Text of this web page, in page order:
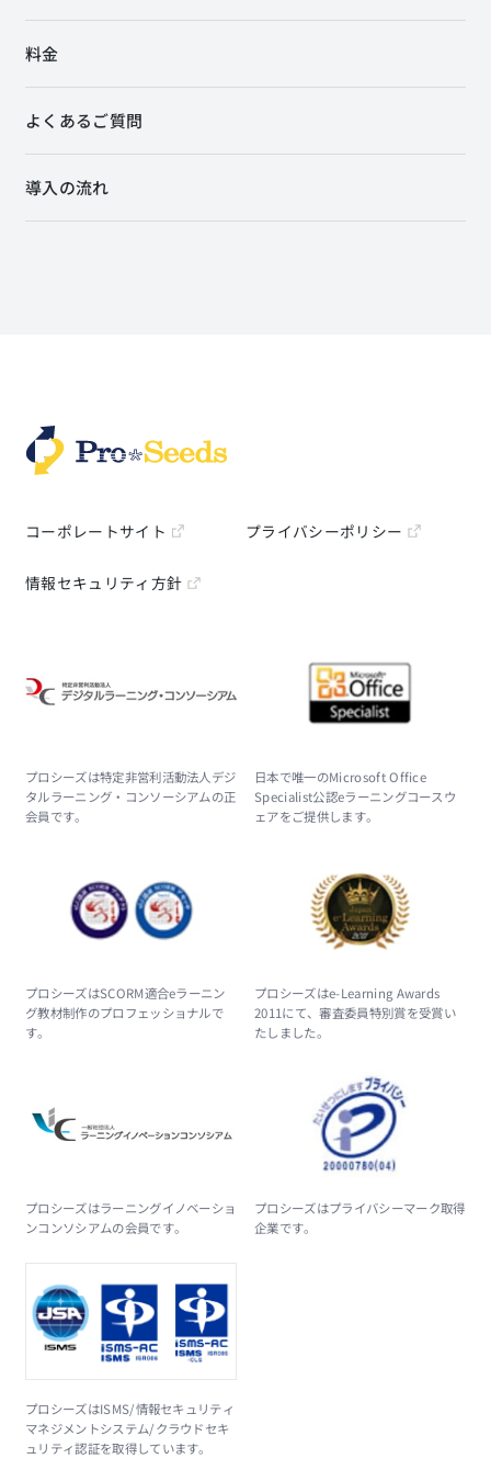
料金
よくあるご質問
導入の流れ
コーポレートサイト プライバシーポリシー
情報セキュリティ方針
プロシーズは特定非営利活動法人デジ
タルラーニング・コンソーシアムの正
会員です。
日本で唯一のMicrosoft Office
Specialist公認eラーニングコースウ
ェアをご提供します。
プロシーズはSCORM適合eラーニン
グ教材制作のプロフェッショナルで
す。
プロシーズはe-Learning Awards
2011にて、審査委員特別賞を受賞い
たしました。
プロシーズはラーニングイノベーショ
ンコンソシアムの会員です。
プロシーズはプライバシーマーク取得
企業です。
プロシーズはISMS/情報セキュリティ
マネジメントシステム/クラウドセキ
ュリティ認証を取得しています。